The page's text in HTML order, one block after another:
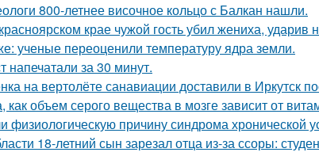
800-летнее височное кольцо с Балкан нашли.
крае чужой гость убил жениха, ударив
ученые переоценили температуру ядра земли.
напечатали за 30 минут.
на вертолёте санавиации доставили в Иркутск
объем серого вещества в мозге зависит от
физиологическую причину синдрома хронической
18-летний сын зарезал отца из-за ссоры: